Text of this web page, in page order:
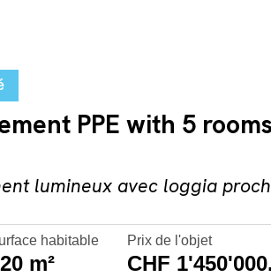
PPE with 5
lumineux avec loggia
habitable
m²
Prix de l'objet
CHF